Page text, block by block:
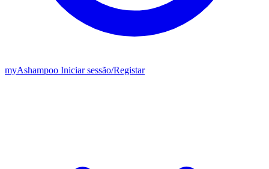
myAshampoo Iniciar sessão/Registar